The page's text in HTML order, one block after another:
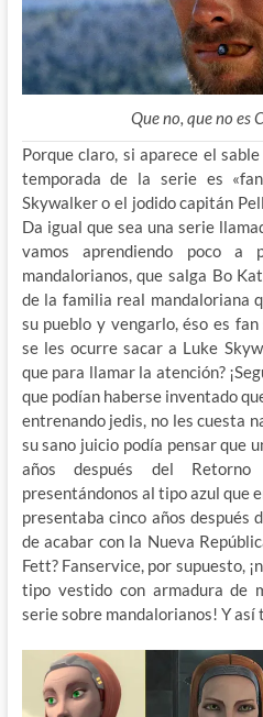
Que no, que no es
Porque claro, si aparece el
temporada de la serie es
Skywalker o el jodido capitán
Da igual que sea una serie
vamos aprendiendo poco
mandalorianos, que salga Bo
de la familia real mandaloriana
su pueblo y vengarlo, éso es
se les ocurre sacar a Luke
que para llamar la atención?
que podían haberse inventado
entrenando jedis, no les cuesta
su sano juicio podía pensar que
años después del
presentándonos al tipo azul que
presentaba cinco años
de acabar con la Nueva
Fett? Fanservice, por supuesto,
tipo vestido con armadura de
serie sobre mandalorianos! Y así